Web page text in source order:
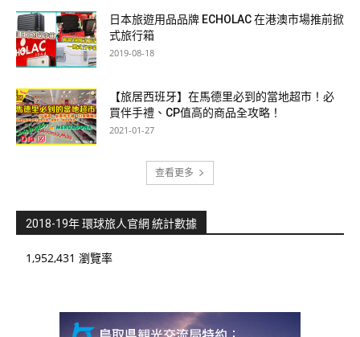
日本旅遊用品品牌 ECHOLAC 在港澳市場推前掀
式旅行箱
2019-08-18
【旅居西班牙】在馬德里必到的當地超市！必
買伴手禮、CP值高的商品全攻略！
2021-01-27
查看更多
2018-19年 環球旅人官網 統計數據
1,952,431 瀏覽率